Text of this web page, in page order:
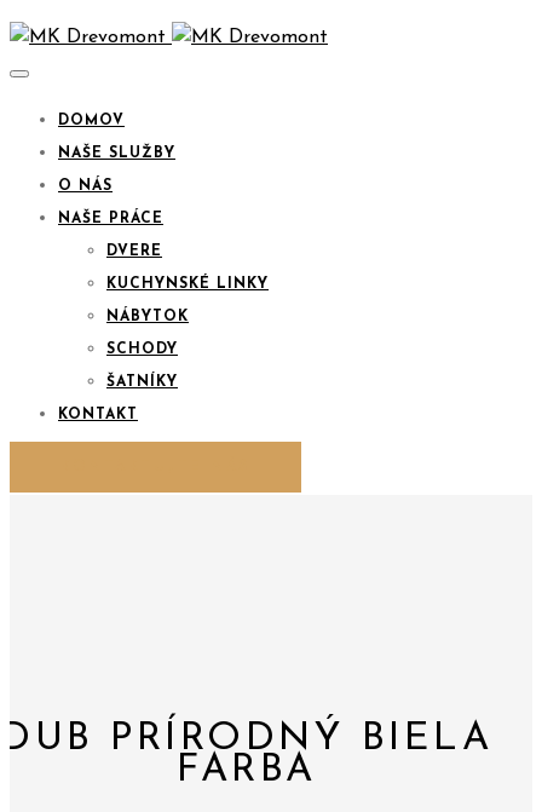
DOMOV
NAŠE SLUŽBY
O NÁS
NAŠE PRÁCE
DVERE
KUCHYNSKÉ LINKY
NÁBYTOK
SCHODY
ŠATNÍKY
KONTAKT
DUB PRÍRODNÝ BIELA
FARBA